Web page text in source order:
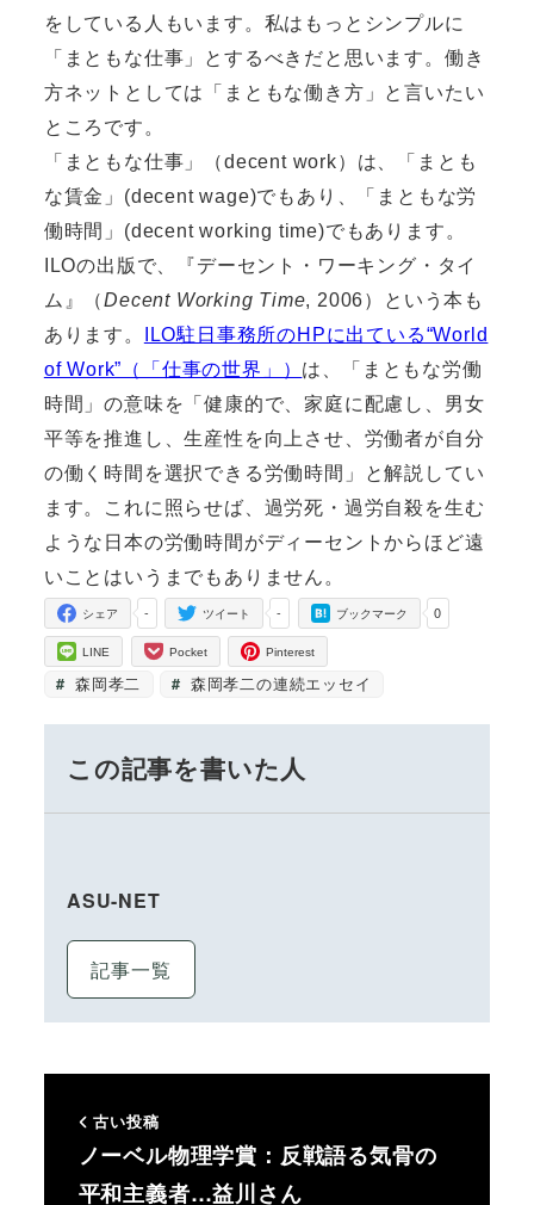
をしている人もいます。私はもっとシンプルに
「まともな仕事」とするべきだと思います。働き
方ネットとしては「まともな働き方」と言いたい
ところです。
「まともな仕事」（decent work）は、「まとも
な賃金」(decent wage)でもあり、「まともな労
働時間」(decent working time)でもあります。
ILOの出版で、『デーセント・ワーキング・タイ
ム』（Decent Working Time, 2006）という本も
あります。
ILO駐日事務所のHPに出ている“World
of Work”（「仕事の世界」） は、「まともな労働
時間」の意味を「健康的で、家庭に配慮し、男女
平等を推進し、生産性を向上させ、労働者が自分
の働く時間を選択できる労働時間」と解説してい
ます。これに照らせば、過労死・過労自殺を生む
ような日本の労働時間がディーセントからほど遠
いことはいうまでもありません。
-
シェア -
ツイート 0
ブックマーク
LINE Pocket Pinterest
森岡孝二 森岡孝二の連続エッセイ
この記事を書いた人
ASU-NET
記事一覧
古い投稿
ノーベル物理学賞：反戦語る気骨の
平和主義者…益川さん